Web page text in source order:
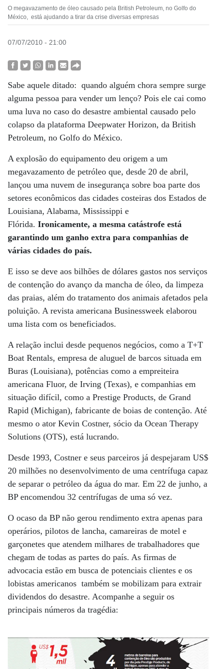
O megavazamento de óleo causado pela British Petroleum, no Golfo do
México, está ajudando a tirar da crise diversas empresas
07/07/2010 - 21:00
Sabe aquele ditado: quando alguém chora sempre surge
alguma pessoa para vender um lenço? Pois ele cai como
uma luva no caso do desastre ambiental causado pelo
colapso da plataforma Deepwater Horizon, da British
Petroleum, no Golfo do México.
A explosão do equipamento deu origem a um
megavazamento de petróleo que, desde 20 de abril,
lançou uma nuvem de insegurança sobre boa parte dos
setores econômicos das cidades costeiras dos Estados de
Louisiana, Alabama, Mississippi e
Flórida. Ironicamente, a mesma catástrofe está
garantindo um ganho extra para companhias de
várias cidades do país.
E isso se deve aos bilhões de dólares gastos nos serviços
de contenção do avanço da mancha de óleo, da limpeza
das praias, além do tratamento dos animais afetados pela
poluição. A revista americana Businessweek elaborou
uma lista com os beneficiados.
A relação inclui desde pequenos negócios, como a T+T
Boat Rentals, empresa de aluguel de barcos situada em
Buras (Louisiana), potências como a empreiteira
americana Fluor, de Irving (Texas), e companhias em
situação difícil, como a Prestige Products, de Grand
Rapid (Michigan), fabricante de boias de contenção. Até
mesmo o ator Kevin Costner, sócio da Ocean Therapy
Solutions (OTS), está lucrando.
Desde 1993, Costner e seus parceiros já despejaram US$
20 milhões no desenvolvimento de uma centrífuga capaz
de separar o petróleo da água do mar. Em 22 de junho, a
BP encomendou 32 centrífugas de uma só vez.
O ocaso da BP não gerou rendimento extra apenas para
operários, pilotos de lancha, camareiras de motel e
garçonetes que atendem milhares de trabalhadores que
chegam de todas as partes do país. As firmas de
advocacia estão em busca de potenciais clientes e os
lobistas americanos também se mobilizam para extrair
dividendos do desastre. Acompanhe a seguir os
principais números da tragédia: